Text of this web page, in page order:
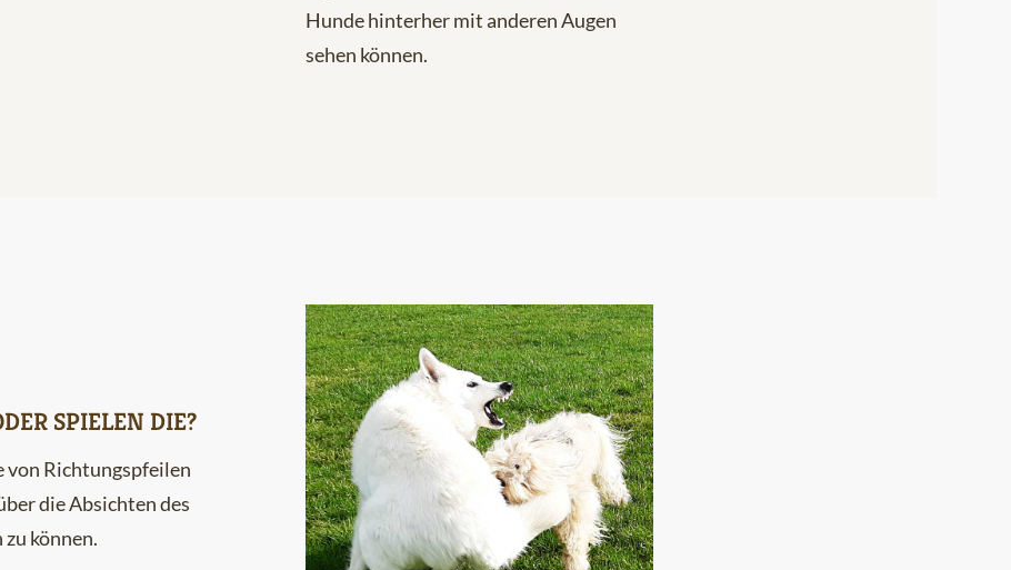
Hunde hinterher mit anderen Augen
sehen können.
SPIELEN DIE?
von Richtungspfeilen
die Absichten des
können.